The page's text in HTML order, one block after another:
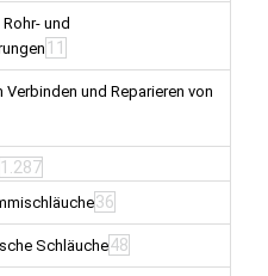
und
11
Verbinden und Reparieren von
1.287
36
Schläuche48